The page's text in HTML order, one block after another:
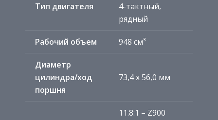
Тип двигателя
4-тактный,
рядный
Рабочий объем 948 см³
Диаметр
цилиндра/ход
поршня
73,4 x 56,0 мм
11.8:1 – Z900